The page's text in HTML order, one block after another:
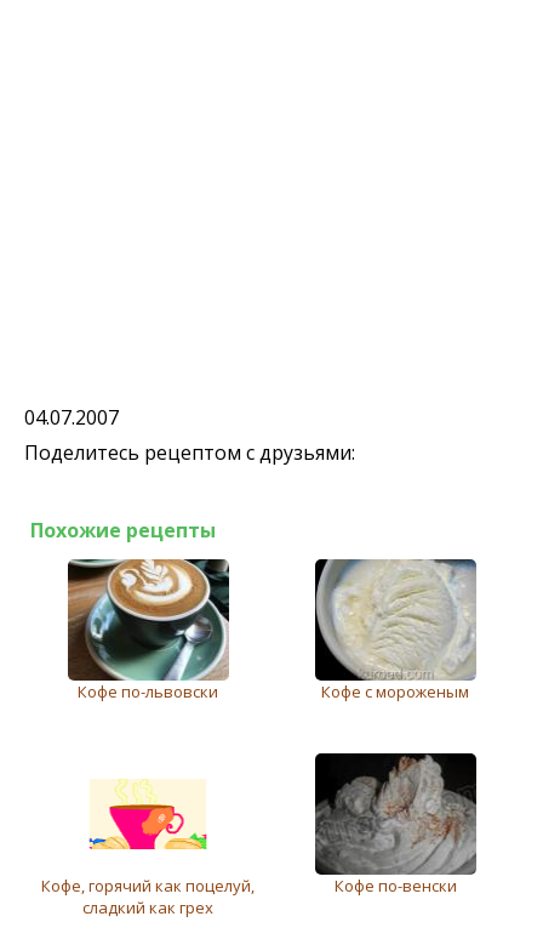
04.07.2007
Поделитесь рецептом с друзьями:
Похожие рецепты
Кофе по-львовски Кофе с мороженым
Кофe, горячий как поцeлуй,
сладкий как грeх
Кофе по-венски